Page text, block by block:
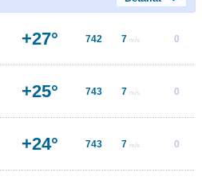
+27° 742 7 m/s 0
+25° 743 7 m/s 0
+24° 743 7 m/s 0